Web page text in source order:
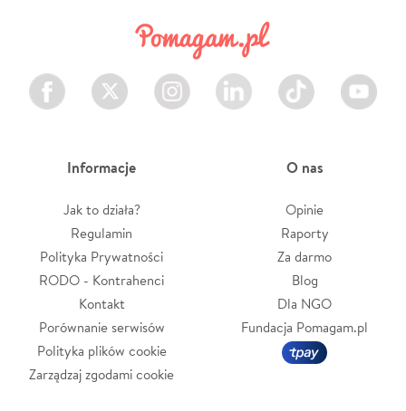
Facebook Twitter Instagram LinkedIn TikTok Youtube
Informacje
Jak to działa?
Regulamin
Polityka Prywatności
RODO - Kontrahenci
Kontakt
Porównanie serwisów
Polityka plików cookie
Zarządzaj zgodami cookie
O nas
Opinie
Raporty
Za darmo
Blog
Dla NGO
Fundacja Pomagam.pl